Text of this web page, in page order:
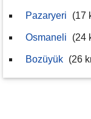
Pazaryeri (17
Osmaneli (24
Bozüyük (26